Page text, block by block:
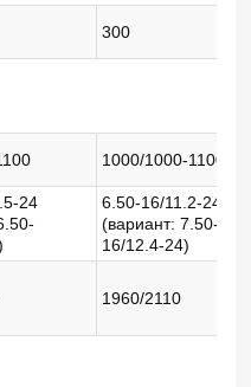
300
1000/1000-1100
24
6.50-16/11.2-24
(вариант: 7.50-
16/12.4-24)
1960/2110